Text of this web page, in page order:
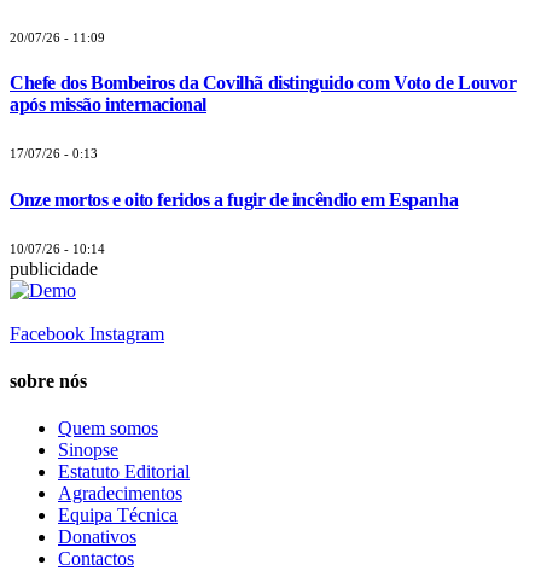
20/07/26 - 11:09
Chefe dos Bombeiros da Covilhã distinguido com Voto de Louvor
após missão internacional
17/07/26 - 0:13
Onze mortos e oito feridos a fugir de incêndio em Espanha
10/07/26 - 10:14
publicidade
Facebook Instagram
sobre nós
Quem somos
Sinopse
Estatuto Editorial
Agradecimentos
Equipa Técnica
Donativos
Contactos